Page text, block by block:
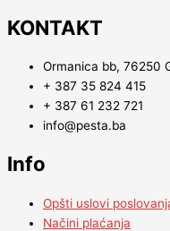
KONTAKT
Ormanica bb, 76250
+ 387 35 824 415
+ 387 61 232 721
info@pesta.ba
Info
Opšti uslovi
Načini plaćanja